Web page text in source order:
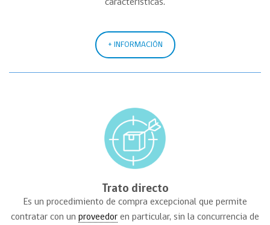
características.
+ INFORMACIÓN
Trato directo
Es un procedimiento de compra excepcional que permite
contratar con un proveedor en particular, sin la concurrencia de